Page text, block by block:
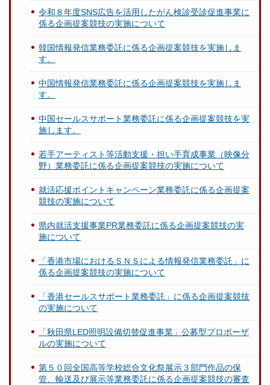
令和８年度SNS広告を活用したがん検診受診促進事業に
係る企画提案競技の実施について
韓国情報発信業務委託に係る企画提案競技を実施しま
す。
中国情報発信業務委託に係る企画提案競技を実施しま
す。
中国セールスサポート業務委託に係る企画提案競技を実
施します。
若手アーティスト等活動支援・担い手育成事業（映像分
野）業務委託に係る企画提案競技の実施について
就活応援ポイントキャンペーン業務委託に係る企画提案
競技の実施について
県内就活支援事業PR業務委託に係る企画提案競技の実
施について
「香港市場におけるＳＮＳによる情報発信業務委託」に
係る企画提案競技の実施について
「香港セールスサポート業務委託」に係る企画提案競技
の実施について
「秋田県LED照明設備切替促進事業」公募型プロポーザ
ルの実施について
第５０回全国高等学校総合文化祭展示３部門作品の保
管、輸送及び展示等業務委託に係る企画提案競技の審査